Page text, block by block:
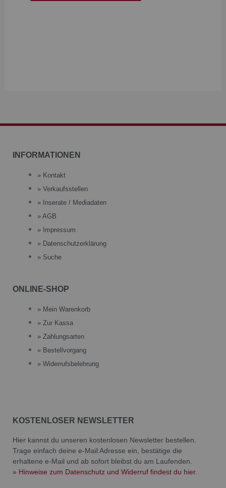
INFORMATIONEN
» Kontakt
» Verkaufsstellen
» Inserate / Mediadaten
» AGB
» Impressum
» Datenschutzerklärung
» Suche
ONLINE-SHOP
» Mein Warenkorb
» Zur Kassa
» Zahlungsarten
» Bestellvorgang
» Widerrufsbelehrung
KOSTENLOSER NEWSLETTER
Hier kannst du unseren kostenlosen Newsletter bestellen.
Trage einfach deine e-Mail Adresse ein, bestätige die
erhaltene e-Mail und ab sofort bleibst du am Laufenden.
» Hinweise zum Datenschutz und Widerruf findest du hier.